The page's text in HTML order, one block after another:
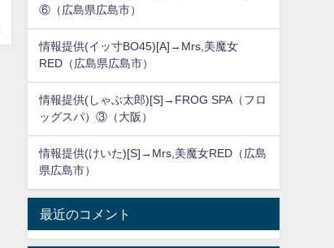
⑥（広島県広島市）
情報提供(イッ寸BO45)[A]→Mrs,美魔女
RED（広島県広島市）
情報提供(しゃぶ太郎)[S]→FROG SPA（フロ
ッグスパ）③（大阪）
情報提供(けいた)[S]→Mrs,美魔女RED（広島
県広島市）
最近のコメント